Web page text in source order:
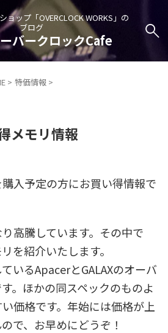
ョップ「OVERCLOCK WORKS」の
ブログ
バークロックCafe
> 特価情報 >
メモリ情報
入予定の方にお買い得情報で
高騰しています。その中で
を紹介いたします。
いるApacerとGALAXのオーバ
。ほかの同スペックのものよ
価格です。年始には価格が上
で、お早めにどうぞ！